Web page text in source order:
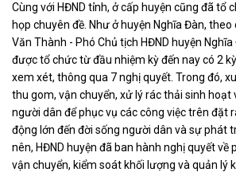
Cùng với HĐND tỉnh, ở cấp huyện cũng đã tổ
họp chuyên đề. Như ở huyện Nghĩa Đàn, theo
Văn Thành - Phó Chủ tịch HĐND huyện
được tổ chức từ đầu nhiệm kỳ đến nay có 2
xem xét, thông qua 7 nghị quyết. Trong đó,
thu gom, vận chuyển, xử lý rác thải sinh hoạt
người dân để phục vụ các công việc trên đặt
động lớn đến đời sống người dân và sự phát
nên, HĐND huyện đã ban hành nghị quyết về
vận chuyển, kiểm soát khối lượng và quản lý